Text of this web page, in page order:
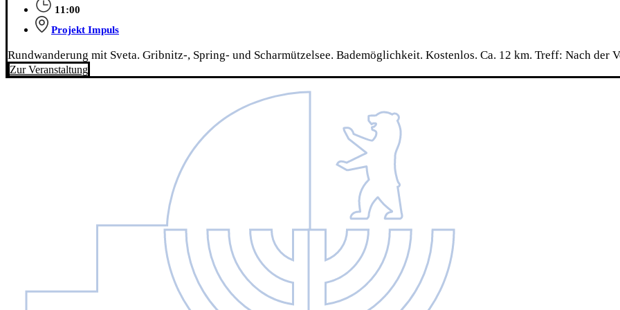
11:00
Projekt Impuls
Rundwanderung mit Sveta. Gribnitz-, Spring- und Scharmützelsee. Bademöglichkeit. Kostenlos. Ca. 12 km. Treff: Nach der
Zur Veranstaltung